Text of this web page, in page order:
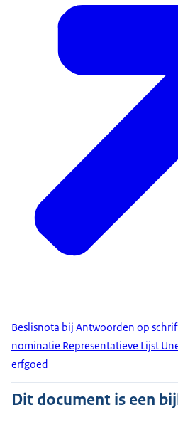
Beslisnota bij Antwoorden op
nominatie Representatieve Lijst
erfgoed
Dit document is een